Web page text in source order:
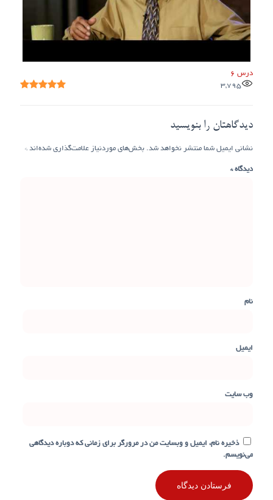
درس 6
3,795
دیدگاهتان را بنویسید
نشانی ایمیل شما منتشر نخواهد شد. بخش‌های موردنیاز علامت‌گذاری شده‌اند *
دیدگاه*
نام
ایمیل
وب‌ سایت
ذخیره نام، ایمیل و وبسایت من در مرورگر برای زمانی که دوباره دیدگاهی
می‌نویسم.